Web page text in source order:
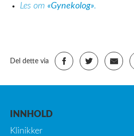
Les om «Gynekolog».
Del dette via
INNHOLD
Klinikker